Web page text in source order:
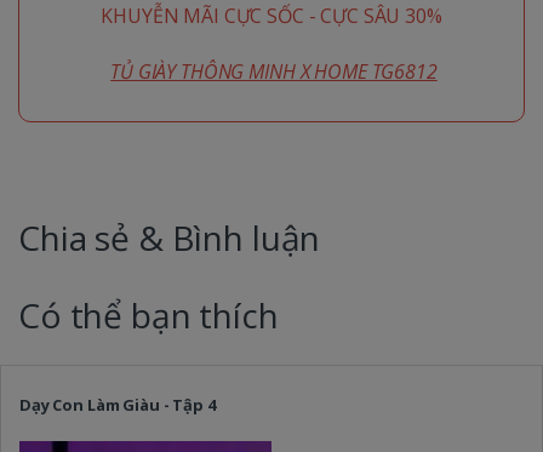
KHUYỄN MÃI CỰC SỐC - CỰC SÂU 30%
TỦ GIÀY THÔNG MINH X HOME TG6812
Chia sẻ & Bình luận
Có thể bạn thích
Dạy Con Làm Giàu - Tập 4